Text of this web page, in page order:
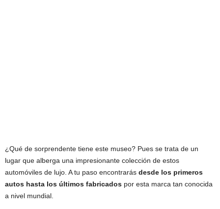
¿Qué de sorprendente tiene este museo? Pues se trata de un
lugar que alberga una impresionante colección de estos
automóviles de lujo. A tu paso encontrarás desde los primeros
autos hasta los últimos fabricados por esta marca tan conocida
a nivel mundial.